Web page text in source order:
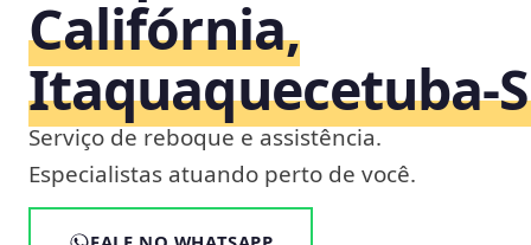
Califórnia,
Serviço de reboque e assistência.
Especialistas atuando perto de você.